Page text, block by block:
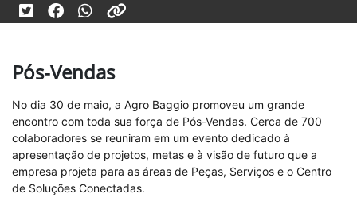
Pós-Vendas
No dia 30 de maio, a Agro Baggio promoveu um grande
encontro com toda sua força de Pós-Vendas. Cerca de 700
colaboradores se reuniram em um evento dedicado à
apresentação de projetos, metas e à visão de futuro que a
empresa projeta para as áreas de Peças, Serviços e o Centro
de Soluções Conectadas.